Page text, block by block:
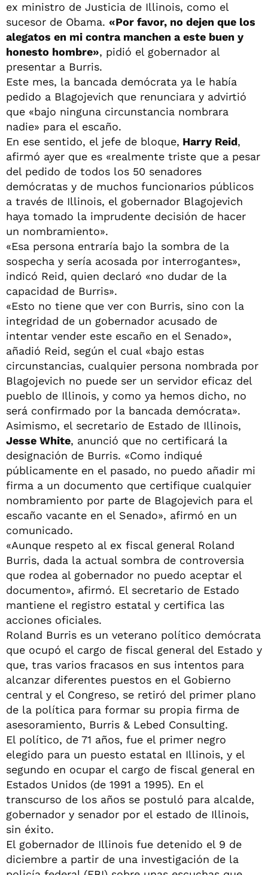
ex ministro de Justicia de Illinois, como el
sucesor de Obama. «Por favor, no dejen que los
alegatos en mi contra manchen a este buen y
honesto hombre», pidió el gobernador al
presentar a Burris.
Este mes, la bancada demócrata ya le había
pedido a Blagojevich que renunciara y advirtió
que «bajo ninguna circunstancia nombrara
nadie» para el escaño.
En ese sentido, el jefe de bloque, Harry Reid,
afirmó ayer que es «realmente triste que a pesar
del pedido de todos los 50 senadores
demócratas y de muchos funcionarios públicos
a través de Illinois, el gobernador Blagojevich
haya tomado la imprudente decisión de hacer
un nombramiento».
«Esa persona entraría bajo la sombra de la
sospecha y sería acosada por interrogantes»,
indicó Reid, quien declaró «no dudar de la
capacidad de Burris».
«Esto no tiene que ver con Burris, sino con la
integridad de un gobernador acusado de
intentar vender este escaño en el Senado»,
añadió Reid, según el cual «bajo estas
circunstancias, cualquier persona nombrada por
Blagojevich no puede ser un servidor eficaz del
pueblo de Illinois, y como ya hemos dicho, no
será confirmado por la bancada demócrata».
Asimismo, el secretario de Estado de Illinois,
Jesse White, anunció que no certificará la
designación de Burris. «Como indiqué
públicamente en el pasado, no puedo añadir mi
firma a un documento que certifique cualquier
nombramiento por parte de Blagojevich para el
escaño vacante en el Senado», afirmó en un
comunicado.
«Aunque respeto al ex fiscal general Roland
Burris, dada la actual sombra de controversia
que rodea al gobernador no puedo aceptar el
documento», afirmó. El secretario de Estado
mantiene el registro estatal y certifica las
acciones oficiales.
Roland Burris es un veterano político demócrata
que ocupó el cargo de fiscal general del Estado y
que, tras varios fracasos en sus intentos para
alcanzar diferentes puestos en el Gobierno
central y el Congreso, se retiró del primer plano
de la política para formar su propia firma de
asesoramiento, Burris & Lebed Consulting.
El político, de 71 años, fue el primer negro
elegido para un puesto estatal en Illinois, y el
segundo en ocupar el cargo de fiscal general en
Estados Unidos (de 1991 a 1995). En el
transcurso de los años se postuló para alcalde,
gobernador y senador por el estado de Illinois,
sin éxito.
El gobernador de Illinois fue detenido el 9 de
diciembre a partir de una investigación de la